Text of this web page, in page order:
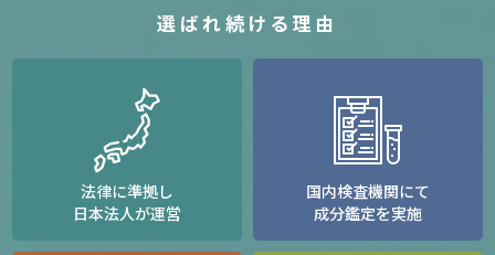
選ばれ続ける理由
法律に準拠し
日本法人が運営
国内検査機関にて
成分鑑定を実施